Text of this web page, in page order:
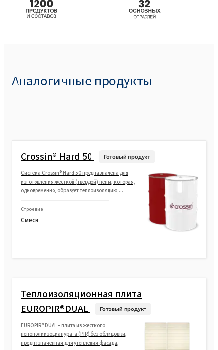
Аналогичные продукты
Crossin® Hard 50 Готовый продукт
Cистема Crossin® Hard 50 предназначена для
изготовления жесткой (твердой) пены, которая,
одновременно, образует теплоизоляцию,...
Строение
Смеси
Теплоизоляционная плита
EUROPIR®DUAL
Готовый продукт
EUROPIR® DUAL – плита из жесткого
пенополиизоцианурата (PIR) без облицовки,
предназначенная для утепления фасада,